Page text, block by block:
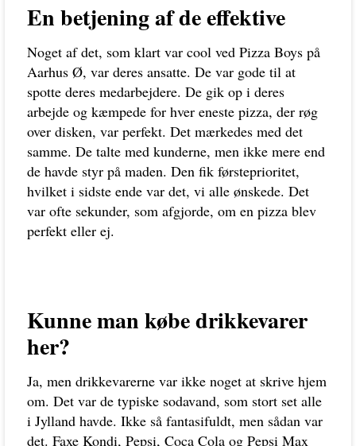
En betjening af de effektive
Noget af det, som klart var cool ved Pizza Boys på
Aarhus Ø, var deres ansatte. De var gode til at
spotte deres medarbejdere. De gik op i deres
arbejde og kæmpede for hver eneste pizza, der røg
over disken, var perfekt. Det mærkedes med det
samme. De talte med kunderne, men ikke mere end
de havde styr på maden. Den fik førsteprioritet,
hvilket i sidste ende var det, vi alle ønskede. Det
var ofte sekunder, som afgjorde, om en pizza blev
perfekt eller ej.
Kunne man købe drikkevarer
her?
Ja, men drikkevarerne var ikke noget at skrive hjem
om. Det var de typiske sodavand, som stort set alle
i Jylland havde. Ikke så fantasifuldt, men sådan var
det. Faxe Kondi, Pepsi, Coca Cola og Pepsi Max